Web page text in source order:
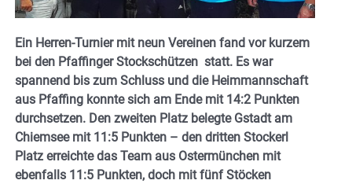
Ein Herren-Turnier mit neun Vereinen fand vor kurzem
bei den Pfaffinger Stockschützen statt. Es war
spannend bis zum Schluss und die Heimmannschaft
aus Pfaffing konnte sich am Ende mit 14:2 Punkten
durchsetzen. Den zweiten Platz belegte Gstadt am
Chiemsee mit 11:5 Punkten – den dritten Stockerl
Platz erreichte das Team aus Ostermünchen mit
ebenfalls 11:5 Punkten, doch mit fünf Stöcken